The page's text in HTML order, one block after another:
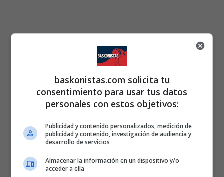
baskonistas.com solicita tu
consentimiento para usar tus datos
personales con estos objetivos:
Publicidad y contenido personalizados, medición de
publicidad y contenido, investigación de audiencia y
desarrollo de servicios
Almacenar la información en un dispositivo y/o
acceder a ella